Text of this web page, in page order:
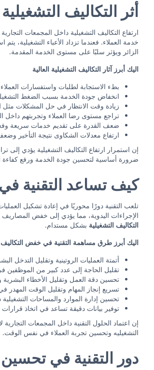
أثر التكاليف
ارتفاع التكاليف التشغيلية داخل المجمعات
خدمة العملاء. فعندما تزداد الأعباء التشغيلية،
الزائر ويؤثر سلبًا على مستوى الخدمة المقدمة.
اليك أبرز آثار التكاليف التشغيلية العالية
بطء الاستجابة لطلبات واستفسارات
انخفاض جودة الخدمة بسبب الضغط
زيادة وقت الانتظار في حل المشكلات مثل
تراجع مستوى رضا العملاء وتجربتهم داخل
ضعف القدرة على تقديم خدمات سريعة
ارتفاع معدلات الشكاوى نتيجة التأخير
إن استمرار ارتفاع التكاليف التشغيلية يؤدي
ضرورة أساسية لتحسين جودة الخدمة ورفع كفاءة
كيف تساعد التقنية في
تلعب التقنية دورًا محوريًا في إعادة تشكيل
الإجراءات اليدوية، مما يؤدي إلى خفض
التكاليف التشغيلية بشكل مستدام.
اليك أبرز طرق مساهمة التقنية في خفض التكاليف
أتمتة العمليات الروتينية وتقليل التدخل
تقليل الحاجة إلى عدد كبير من الموظفين
تحسين دقة العمل وتقليل الأخطاء البشرية
تسريع إنجاز المهام وتقليل الوقت المهدر
تحسين إدارة الموارد والمساحات
توفير بيانات دقيقة تساعد في اتخاذ قرارات
إن اعتماد الحلول التقنية داخل المجمعات
التشغيليه وتحسين تجربة العملاء في نفس الوقت.
دور التقنية في